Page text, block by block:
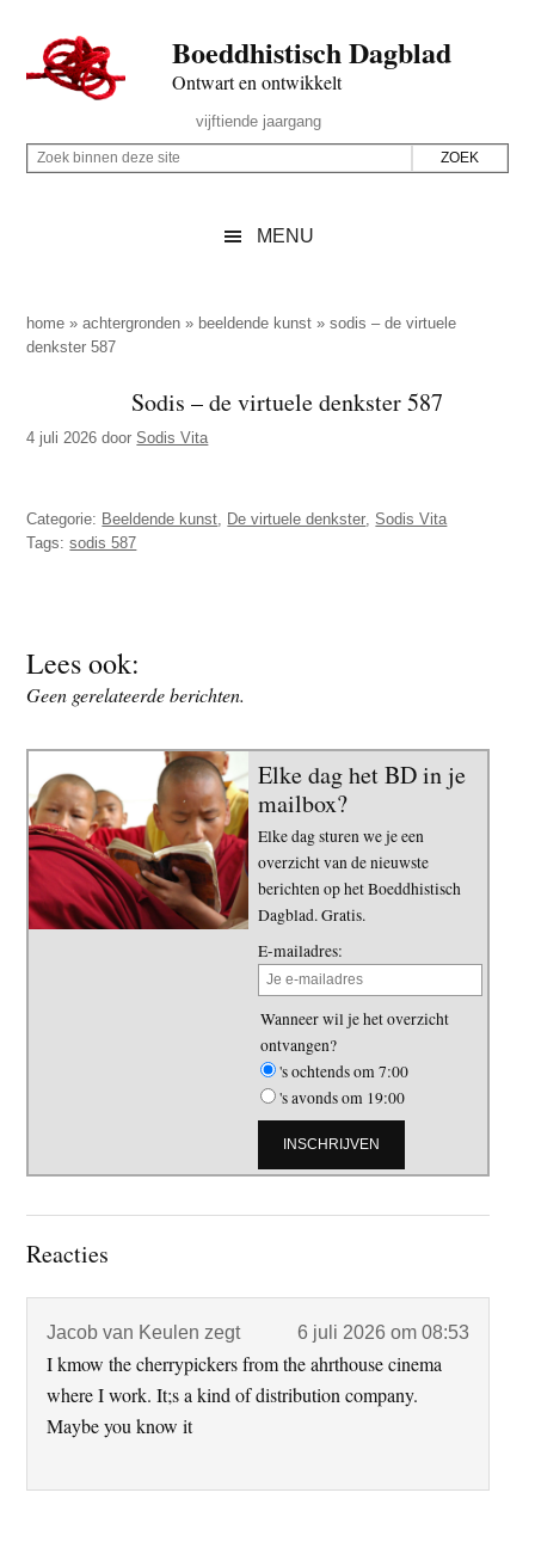
naar
de
inhoud
secondary
naar
de
sidebar
naar
de
Boeddhistisch Dagblad
Ontwart en ontwikkelt
Rechts
vijftiende jaargang
Z
p
d
z
e
i
t
Z
i
n
n
z
t
e
MENU
home »achtergronden » beeldende kunst »sodis – de virtuele
denkster 587
Sodis – de virtuele denkster 587
4 juli 2026 doorSodis Vita
Categorie: Beeldende kunst De virtuele denkster ,Sodis Vita
Tags:sodis 587
Lees ook:
Geen gerelateerde berichten.
Elke dag het BD in je
mailbox?
Elke dag sturen we je een
overzicht van de nieuwste
berichten op het Boeddhistisch
Dagblad. Gratis.
E-mailadres:
Wanneer wil je het overzicht
ontvangen?
's ochtends om 7:00
's avonds om 19:00
Lees
Reacties
Jacob van Keulen zegt 6 juli 2026 om 08:53
I kmow the cherrypickers from the ahrthouse cinema
where I work. It;s a kind of distribution company.
Maybe you know it